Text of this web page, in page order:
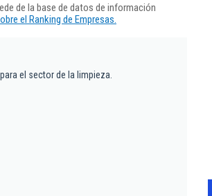
de la base de datos de información
el Ranking de Empresas.
el sector de la limpieza.